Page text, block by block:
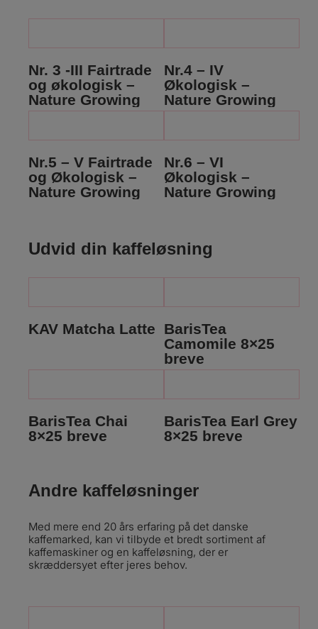
Nr. 3 -III Fairtrade
og økologisk –
Nature Growing
Nr.4 – IV
Økologisk –
Nature Growing
Nr.5 – V Fairtrade
og Økologisk –
Nature Growing
Nr.6 – VI
Økologisk –
Nature Growing
Udvid din kaffeløsning
KAV Matcha Latte
BarisTea
Camomile 8×25
breve
BarisTea Chai
8×25 breve
BarisTea Earl Grey
8×25 breve
Andre kaffeløsninger
Med mere end 20 års erfaring på det danske
kaffemarked, kan vi tilbyde et bredt sortiment af
kaffemaskiner og en kaffeløsning, der er
skræddersyet efter jeres behov.